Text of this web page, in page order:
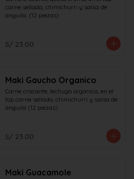
carne sellada, chimichurri y salsa de
anguila. (12 piezas)
S/ 23.00
Maki Gaucho Organico
Carne crocante, lechuga organica, en el
top carne sellada, chimichurri y salsa de
anguila (12 piezas)
S/ 23.00
Maki Guacamole